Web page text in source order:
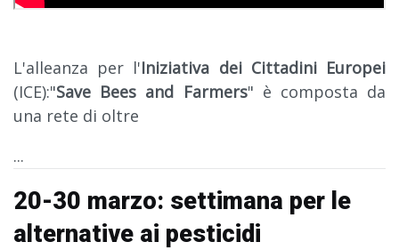
L'alleanza per l'Iniziativa dei Cittadini Europei
(ICE):"Save Bees and Farmers" è composta da
una rete di oltre
...
20-30 marzo: settimana per le
alternative ai pesticidi